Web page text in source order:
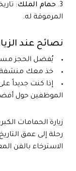
حمام الملك:
المرموقة له.
نصائح عند
يُفضل الحجز
خذ معك منشفة
إذا كنت جديداً
الموظفين حول
زيارة الحمامات
رحلة إلى عمق
الاسترخاء بالفن